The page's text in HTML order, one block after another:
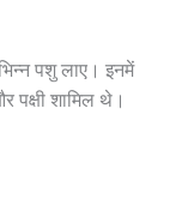
पशु लाए। इनमें
पक्षी शामिल थे।